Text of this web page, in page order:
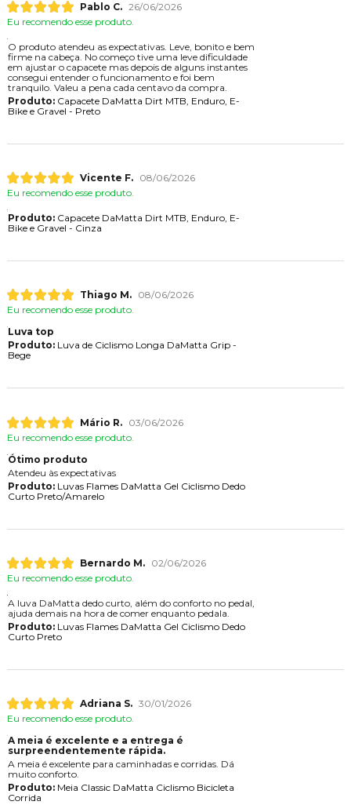
Pablo C. 26/06/2026
Eu recomendo esse produto.
O produto atendeu as expectativas. Leve, bonito e bem
firme na cabeça. No começo tive uma leve dificuldade
em ajustar o capacete mas depois de alguns instantes
consegui entender o funcionamento e foi bem
tranquilo. Valeu a pena cada centavo da compra.
Produto:Capacete DaMatta Dirt MTB, Enduro, E-
Bike e Gravel - Preto
Vicente F.
08/06/2026
Eu recomendo esse produto.
Produto:Capacete DaMatta Dirt MTB, Enduro, E-
Bike e Gravel - Cinza
Thiago M.
08/06/2026
Eu recomendo esse produto.
Luva top
Produto:Luva de Ciclismo Longa DaMatta Grip -
Bege
Mário R.
03/06/2026
Eu recomendo esse produto.
Ótimo produto
Atendeu às expectativas
Produto:Luvas Flames DaMatta Gel Ciclismo Dedo
Curto Preto/Amarelo
Bernardo M.
02/06/2026
Eu recomendo esse produto.
A luva DaMatta dedo curto, além do conforto no pedal,
ajuda demais na hora de comer enquanto pedala.
Produto:Luvas Flames DaMatta Gel Ciclismo Dedo
Curto Preto
Adriana S. 30/01/2026
Eu recomendo esse produto.
A meia é excelente e a entrega é
surpreendentemente rápida.
A meia é excelente para caminhadas e corridas. D
muito conforto.
Produto:Meia Classic DaMatta Ciclismo Bicicleta
Corrida